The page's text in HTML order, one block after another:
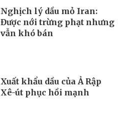
Nghịch lý dầu mỏ Iran:
Được nới trừng phạt nhưng
vẫn khó bán
Xuất khẩu dầu của Ả Rập
Xê-út phục hồi mạnh